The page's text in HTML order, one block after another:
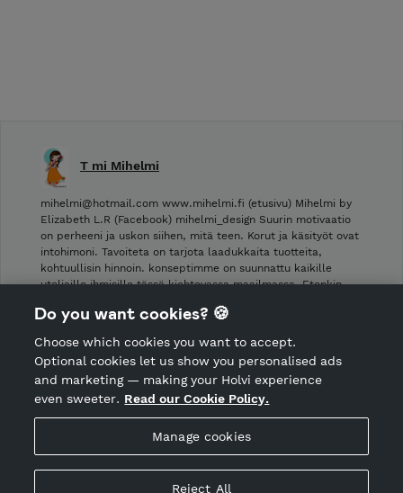
Hosted by Holvi
Holvi Payment Services Ltd is regulated by the Financial
T mi Mihelmi
mihelmi@hotmail.com www.mihelmi.fi (etusivu) Mihelmi by
Elizabeth L.R (Facebook) mihelmi_design Suurin motivaatio
on perheeni ja uskon siihen, mitä teen. Korut ja käsityöt ovat
intohimoni. Tavoiteta on tarjota laadukkaita tuotteita,
kohtuullisin hinnoin. konseptimme on suunnattu kaikille
uteliaille ihmisille tässä kiehtovassa maailmassa. Etenkin …
Shop Terms and Conditions
CANCEL ORDER
Do you want cookies? 🍪
Choose which cookies you want to accept.
Optional cookies let us show you personalised ads
and marketing — making your Holvi experience
even sweeter. Read our Cookie Policy.
Manage cookies
Reject All